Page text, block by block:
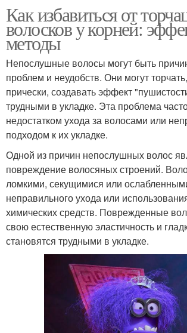
Как избавиться от
волосков у корней:
методы
Непослушные волосы могут быть
проблем и неудобств. Они могут
прически, создавать эффект
трудными в укладке. Эта проблема
недостатком ухода за волосами или
подходом к их укладке.
Одной из причин непослушных волос
повреждение волосяных строений.
ломкими, секущимися или
неправильного ухода или
химических средств. Поврежденные
свою естественную эластичность и
становятся трудными в укладке.